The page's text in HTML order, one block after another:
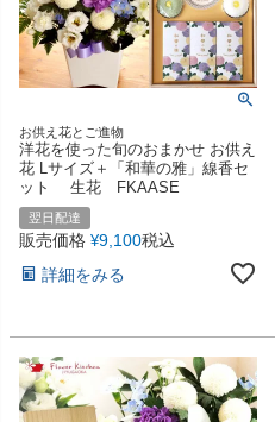
お供え花とご進物
洋花を使った旬のおまかせ お供え
花 Lサイズ＋「和華の雅」線香セ
ット 生花 FKAASE
翌日配達
販売価格 ¥9,100税込
詳細をみる